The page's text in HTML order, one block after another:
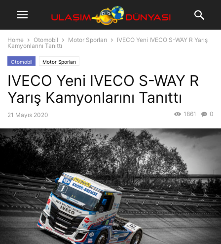
Home Otomobil Motor Sporları
IVECO Yeni IVECO S-WAY R Yarış
Kamyonlarını Tanıttı
Otomobil Motor Sporları
IVECO Yeni IVECO S-WAY R
Yarış Kamyonlarını Tanıttı
21 Mayıs 2020 0
1861